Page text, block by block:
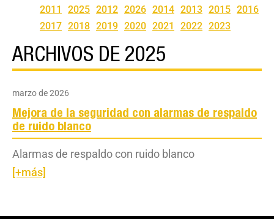
2011
2025 2012 2026 2014 2013 2015 2016
2017 2018 2019 2020 2021 2022 2023
ARCHIVOS DE 2025
marzo de 2026
Mejora de la seguridad con alarmas de respaldo
de ruido blanco
Alarmas de respaldo con ruido blanco
[+más]